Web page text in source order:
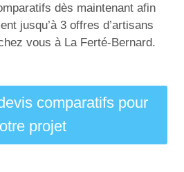
dès maintenant afin
jusqu’à 3 offres d’artisans
vous à La Ferté-Bernard.
comparatifs pour
projet